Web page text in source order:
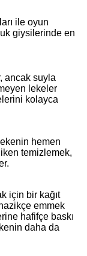
ile oyun
giysilerinde en
ancak suyla
lekeler
kolayca
hemen
temizlemek,
için bir kağıt
emmek
hafifçe baskı
daha da